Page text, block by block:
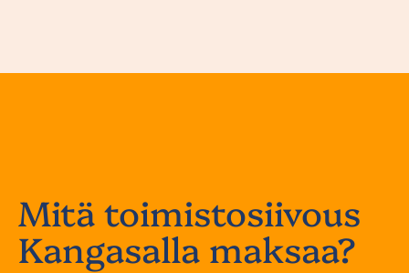
Mitä toimistosiivous
Kangasalla maksaa?